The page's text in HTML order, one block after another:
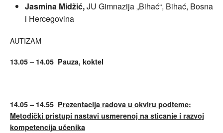
Jasmina Midžić,JU Gimnazija „Bihać“, Bihać, Bosna
i Hercegovina
AUTIZAM
13.05 – 14.05 Pauza, koktel
14.05 – 14.55 Prezentacija radova u okviru podteme:
Metodički pristupi nastavi usmerenoj na sticanje i razvoj
kompetencija učenika